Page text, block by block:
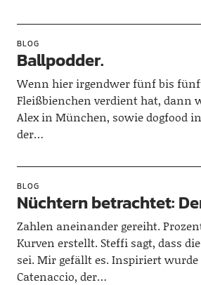
BLOG
Ballpodder.
Wenn hier irgendwer fünf bis
Fleißbienchen verdient hat, dann
Alex in München, sowie dogfood
der…
BLOG
Nüchtern betrachtet:
Zahlen aneinander gereiht.
Kurven erstellt. Steffi sagt, dass
sei. Mir gefällt es. Inspiriert wurde
Catenaccio, der…